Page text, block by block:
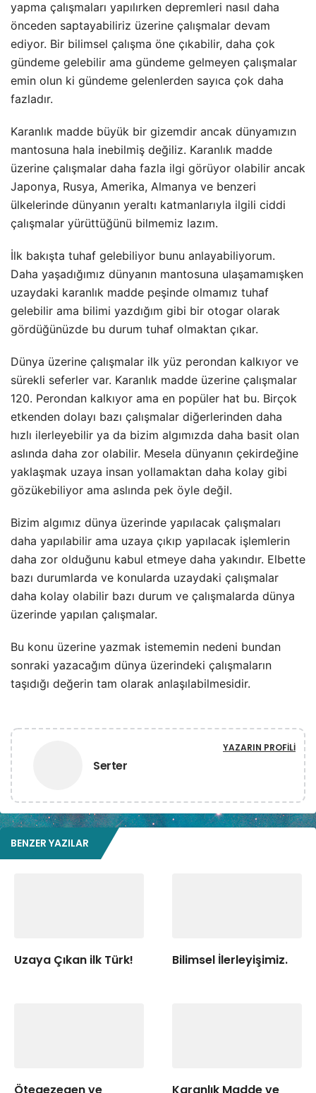
yapma çalışmaları yapılırken depremleri nasıl daha
önceden saptayabiliriz üzerine çalışmalar devam
ediyor. Bir bilimsel çalışma öne çıkabilir, daha çok
gündeme gelebilir ama gündeme gelmeyen çalışmalar
emin olun ki gündeme gelenlerden sayıca çok daha
fazladır.
Karanlık madde büyük bir gizemdir ancak dünyamızın
mantosuna hala inebilmiş değiliz. Karanlık madde
üzerine çalışmalar daha fazla ilgi görüyor olabilir ancak
Japonya, Rusya, Amerika, Almanya ve benzeri
ülkelerinde dünyanın yeraltı katmanlarıyla ilgili ciddi
çalışmalar yürüttüğünü bilmemiz lazım.
İlk bakışta tuhaf gelebiliyor bunu anlayabiliyorum.
Daha yaşadığımız dünyanın mantosuna ulaşamamışken
uzaydaki karanlık madde peşinde olmamız tuhaf
gelebilir ama bilimi yazdığım gibi bir otogar olarak
gördüğünüzde bu durum tuhaf olmaktan çıkar.
Dünya üzerine çalışmalar ilk yüz perondan kalkıyor ve
sürekli seferler var. Karanlık madde üzerine çalışmalar
120. Perondan kalkıyor ama en popüler hat bu. Birçok
etkenden dolayı bazı çalışmalar diğerlerinden daha
hızlı ilerleyebilir ya da bizim algımızda daha basit olan
aslında daha zor olabilir. Mesela dünyanın çekirdeğine
yaklaşmak uzaya insan yollamaktan daha kolay gibi
gözükebiliyor ama aslında pek öyle değil.
Bizim algımız dünya üzerinde yapılacak çalışmaları
daha yapılabilir ama uzaya çıkıp yapılacak işlemlerin
daha zor olduğunu kabul etmeye daha yakındır. Elbette
bazı durumlarda ve konularda uzaydaki çalışmalar
daha kolay olabilir bazı durum ve çalışmalarda dünya
üzerinde yapılan çalışmalar.
Bu konu üzerine yazmak istememin nedeni bundan
sonraki yazacağım dünya üzerindeki çalışmaların
taşıdığı değerin tam olarak anlaşılabilmesidir.
Serter
YAZARIN PROFILI
BENZER YAZILAR
Uzaya Çıkan ilk Türk! Bilimsel İlerleyişimiz.